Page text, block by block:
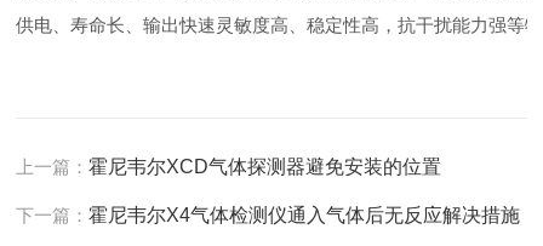
供电、寿命长、输出快速灵敏度高、稳定性高，抗干扰能力强等
上一篇：霍尼韦尔XCD气体探测器避免安装的位置
下一篇：霍尼韦尔X4气体检测仪通入气体后无反应解决措施